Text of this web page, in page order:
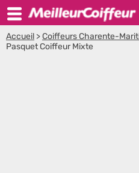
Accueil >Coiffeurs Charente-
Pasquet Coiffeur Mixte